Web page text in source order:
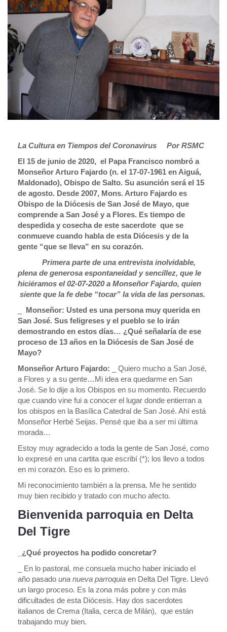
La Cultura en Tiempos del Coronavirus Por RSMC
El 15 de junio de 2020, el Papa Francisco nombró a
Monseñor Arturo Fajardo (n. el 17-07-1961 en Aiguá,
Maldonado), Obispo de Salto. Su asunción será el 15
de agosto. Desde 2007, Mons. Arturo Fajardo es
Obispo de la Diócesis de San José de Mayo, que
comprende a San José y a Flores. Es tiempo de
despedida y cosecha de este sacerdote que se
conmueve cuando habla de esta Diócesis y de la
gente “que se lleva” en su corazón.
Primera parte de una entrevista inolvidable,
plena de generosa espontaneidad y sencillez, que le
hiciéramos el 02-07-2020 a Monseñor Fajardo, quien
siente que la fe debe “tocar” la vida de las personas.
Monseñor: Usted es una persona muy querida en
San José. Sus feligreses y el pueblo se lo irán
demostrando en estos días… ¿Qué señalaría de ese
proceso de 13 años en la Diócesis de San José de
Mayo?
Monseñor Arturo Fajardo: _ Quiero mucho a San José,
a Flores y a su gente…Mi idea era quedarme en San
José. Se lo dije a los Obispos en su momento. Recuerdo
que cuando vine fui a conocer el lugar donde entierran a
los obispos en la Basílica Catedral de San José. Ahí está
Monseñor Herbé Seijas. Pensé que iba a ser mi última
morada…
Estoy muy agradecido a toda la gente de San José, como
lo expresé en una cartita que escribí (*); los llevo a todos
en mi corazón. Eso es lo primero.
Mi reconocimiento también a la prensa. Me he sentido
muy bien recibido y tratado con mucho afecto.
Bienvenida parroquia en Delta
Del Tigre
_¿Qué proyectos ha podido concretar?
_ En lo pastoral, me consuela mucho haber iniciado el
año pasado una nueva parroquia en Delta Del Tigre. Llevó
un largo proceso. Es la zona más pobre y con más
dificultades de esta Diócesis. Hay dos sacerdotes
italianos de Crema (Italia, cerca de Milán), que están
trabajando muy bien.